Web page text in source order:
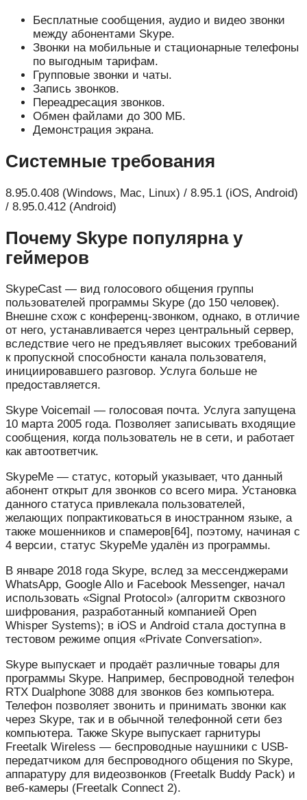
Бесплатные сообщения, аудио и видео звонки
между абонентами Skype.
Звонки на мобильные и стационарные телефоны
по выгодным тарифам.
Групповые звонки и чаты.
Запись звонков.
Переадресация звонков.
Обмен файлами до 300 МБ.
Демонстрация экрана.
Системные требования
8.95.0.408 (Windows, Mac, Linux) / 8.95.1 (iOS, Android)
/ 8.95.0.412 (Android)
Почему Skype популярна у
геймеров
SkypeCast — вид голосового общения группы
пользователей программы Skype (до 150 человек).
Внешне схож с конференц-звонком, однако, в отличие
от него, устанавливается через центральный сервер,
вследствие чего не предъявляет высоких требований
к пропускной способности канала пользователя,
инициировавшего разговор. Услуга больше не
предоставляется.
Skype Voicemail — голосовая почта. Услуга запущена
10 марта 2005 года. Позволяет записывать входящие
сообщения, когда пользователь не в сети, и работает
как автоответчик.
SkypeMe — статус, который указывает, что данный
абонент открыт для звонков со всего мира. Установка
данного статуса привлекала пользователей,
желающих попрактиковаться в иностранном языке, а
также мошенников и спамеров[64], поэтому, начиная с
4 версии, статус SkypeMe удалён из программы.
В январе 2018 года Skype, вслед за мессенджерами
WhatsApp, Google Allo и Facebook Messenger, начал
использовать «Signal Protocol» (алгоритм сквозного
шифрования, разработанный компанией Open
Whisper Systems); в iOS и Android стала доступна в
тестовом режиме опция «Private Conversation».
Skype выпускает и продаёт различные товары для
программы Skype. Например, беспроводной телефон
RTX Dualphone 3088 для звонков без компьютера.
Телефон позволяет звонить и принимать звонки как
через Skype, так и в обычной телефонной сети без
компьютера. Также Skype выпускает гарнитуры
Freetalk Wireless — беспроводные наушники с USB-
передатчиком для беспроводного общения по Skype,
аппаратуру для видеозвонков (Freetalk Buddy Pack) и
веб-камеры (Freetalk Connect 2).